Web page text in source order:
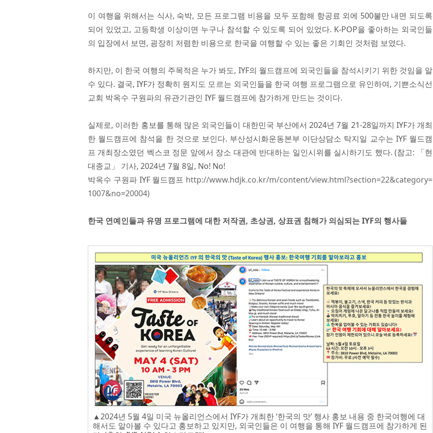
이 여행을 위해서는 식사, 숙박, 모든 프로그램 비용을 모두 포함해 항공료 외에 500불만 내면 되도록
되어 있었고, 고등학생 이상이면 누구나 참석할 수 있도록 되어 있었다. K-POP을 좋아하는 외국인들
의 입장에서 보면, 굉장히 저렴한 비용으로 한국을 여행할 수 있는 좋은 기회인 것처럼 보였다.
하지만, 이 한국 여행의 주목적은 누가 봐도, IYF의 월드캠프에 외국인들을 참석시키기 위한 것임을 알
수 있다. 결국, IYF가 정확히 뭔지도 모르는 외국인들을 한국 여행 프로그램으로 유인하여, 기쁜소식선
교회 박옥수 구원파의 유관기관인 IYF 월드캠프에 참가하게 만드는 것이다.
실제로, 이러한 홍보를 통해 많은 외국인들이 대한민국 부산에서 2024년 7월 21-28일까지 IYF가 개최
한 월드캠프에 참석을 한 것으로 보인다. 부산성시화운동본부 이단상담소 탁지일 교수는 IYF 월드캠
프 개최장소였던 벡스코 정문 앞에서 장소 대관에 반대하는 일인시위를 실시하기도 했다. (참고: 「현
대종교」 기사, 2024년 7월 8일, No! No!
박옥수 구원파 IYF 월드캠프 http://www.hdjk.co.kr/m/content/view.html?section=22&category=
1007&no=20004)​​​
한국 연예인들과 유명 프로그램에 대한 저작권, 초상권, 상표권 침해가 의심되는 IYF의 행사들​
▲2024년 5월 4일 미국 뉴올리언스에서 IYF가 개최한 ‘한국의 맛’ 행사 홍보 내용 중 한국여행에 대
해서도 알아볼 수 있다고 홍보하고 있지만, 외국인들은 이 여행을 통해 IYF 월드캠프에 참가하게 된